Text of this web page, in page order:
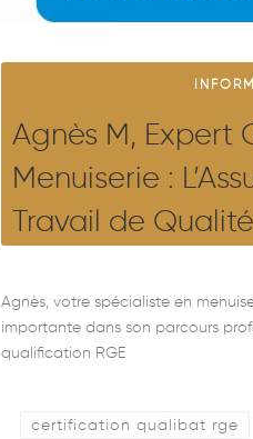
Agnès M, Expert
Menuiserie :
Travail de Qualité
Agnès, votre spécialiste en
importante dans son parcours
qualification RGE
certification qualibat rge